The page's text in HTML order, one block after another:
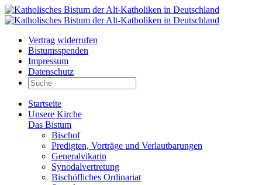
Vertrag widerrufen
Bistumsspenden
Impressum
Datenschutz
Startseite
Unsere Kirche
Das Bistum
Bischof
Predigten, Vorträge und Verlautbarungen
Generalvikarin
Synodalvertretung
Bischöfliches Ordinariat